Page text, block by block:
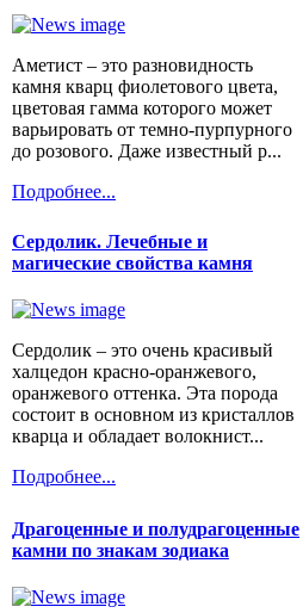
Аметист – это разновидность
камня кварц фиолетового цвета,
цветовая гамма которого может
варьировать от темно-пурпурного
до розового. Даже известный р...
Подробнее...
Сердолик. Лечебные и
магические свойства камня
Сердолик – это очень красивый
халцедон красно-оранжевого,
оранжевого оттенка. Эта порода
состоит в основном из кристаллов
кварца и обладает волокнист...
Подробнее...
Драгоценные и полудрагоценные
камни по знакам зодиака